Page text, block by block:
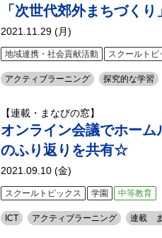
「次世代郊外まちづく
2021.11.29 (月)
地域連携・社会貢献活動 スクールトピ
アクティブラーニング 探究的な学習
【連載・まなびの窓】
オンライン会議でホーム
のふり返りを共有☆
2021.09.10 (金)
スクールトピックス 学園 中等教育
ICT アクティブラーニング 連載